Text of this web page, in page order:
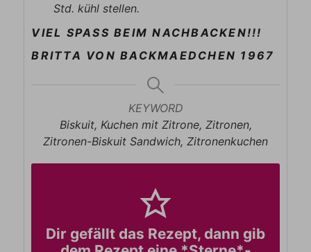
Std. kühl stellen.
VIEL SPASS BEIM NACHBACKEN!!!
BRITTA VON BACKMAEDCHEN 1967
KEYWORD
Biskuit, Kuchen mit Zitrone, Zitronen,
Zitronen-Biskuit Sandwich, Zitronenkuchen
Dir gefällt das Rezept, dann gib